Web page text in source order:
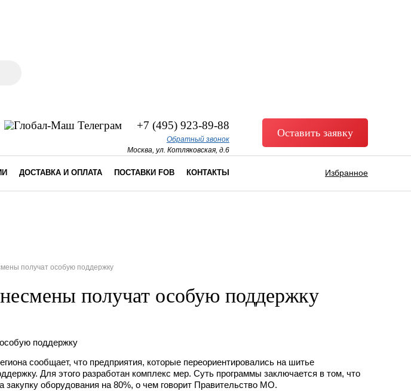
+7 (495) 923-89-88
Обратный звонок
Москва, ул. Котляковская, д.6
Оставить заявку
ДОСТАВКА И ОПЛАТА ПОСТАВКИ FOB КОНТАКТЫ Избранное
получат особую поддержку
получат особую поддержку
сообщает, что предприятия, которые переориентировались на шитье
Для этого разработан комплекс мер. Суть программы заключается в том, что
закупку оборудования на 80%, о чем говорит Правительство МО.